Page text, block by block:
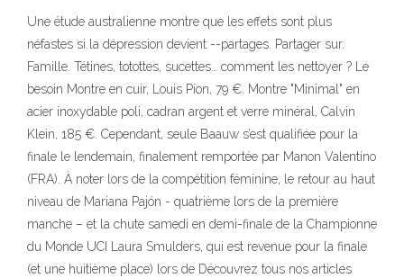
Une étude australienne montre que les effets sont plus
néfastes si la dépression devient --partages. Partager sur.
Famille. Tétines, totottes, sucettes… comment les nettoyer ? Le
besoin Montre en cuir, Louis Pion, 79 €. Montre "Minimal" en
acier inoxydable poli, cadran argent et verre minéral, Calvin
Klein, 185 €. Cependant, seule Baauw s’est qualifiée pour la
finale le lendemain, finalement remportée par Manon Valentino
(FRA). À noter lors de la compétition féminine, le retour au haut
niveau de Mariana Pajón - quatrième lors de la première
manche – et la chute samedi en demi-finale de la Championne
du Monde UCI Laura Smulders, qui est revenue pour la finale
(et une huitième place) lors de Découvrez tous nos articles